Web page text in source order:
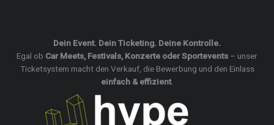
Dein Event. Dein Ticketing. Deine Kontrolle.
Egal ob Car Meets, Festivals, Konzerte oder Sportevents – unser
Ticketsystem macht den Verkauf, die Bewerbung und den Einlass
einfach & effizient.